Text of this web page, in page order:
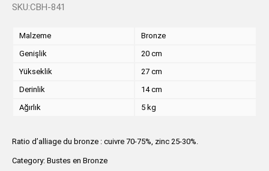
SKU:CBH-841
Malzeme
Bronze
Genişlik
20 cm
Yükseklik
27 cm
Derinlik
14 cm
Ağırlık
5 kg
Ratio d’alliage du bronze : cuivre 70-75%, zinc 25-30%.
Category: Bustes en Bronze